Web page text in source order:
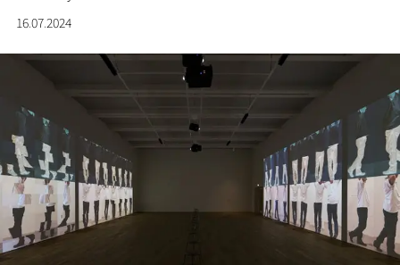
合建築與時尚美學，向貝聿銘的建築成就致敬。
16.07.2024